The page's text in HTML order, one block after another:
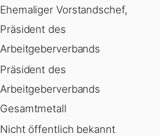
Ehemaliger Vorstandschef,
Präsident des
Arbeitgeberverbands
Präsident des
Arbeitgeberverbands
Gesamtmetall
Nicht öffentlich bekannt